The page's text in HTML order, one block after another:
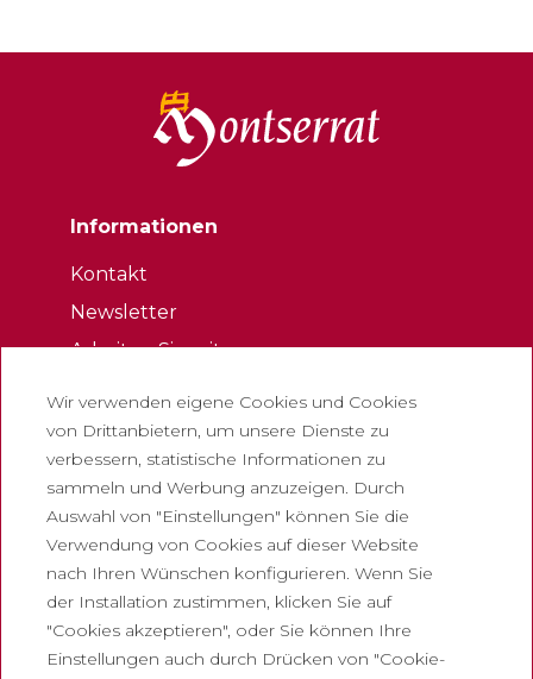
Informationen
Kontakt
Newsletter
Arbeiten Sie mit uns
Eintrittskarte für touristen
Rechtliches
Datenschutzrichtlinie
Cookie-Richtlinie
Richtlinien für soziale Netzwerke
Meldelkanal
Rechtlicher Hinweis
Wir verwenden eigene Cookies und Cookies
von Drittanbietern, um unsere Dienste zu
verbessern, statistische Informationen zu
sammeln und Werbung anzuzeigen. Durch
Auswahl von "Einstellungen" können Sie die
Verwendung von Cookies auf dieser Website
nach Ihren Wünschen konfigurieren. Wenn Sie
der Installation zustimmen, klicken Sie auf
"Cookies akzeptieren", oder Sie können Ihre
Einstellungen auch durch Drücken von "Cookie-